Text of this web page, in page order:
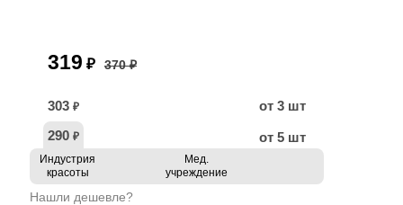
319 ₽ 370 ₽
303 ₽
от 3 шт
290 ₽ от 5 шт
Индустрия
красоты
Мед.
учреждение
Нашли дешевле?